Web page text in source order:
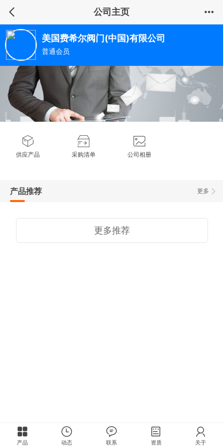
公司主页
美国费希尔阀门(中国)有限公司
普通会员
供应产品 采购清单 公司相册
更多
产品推荐
更多推荐
产品 动态 联系 资质 关于